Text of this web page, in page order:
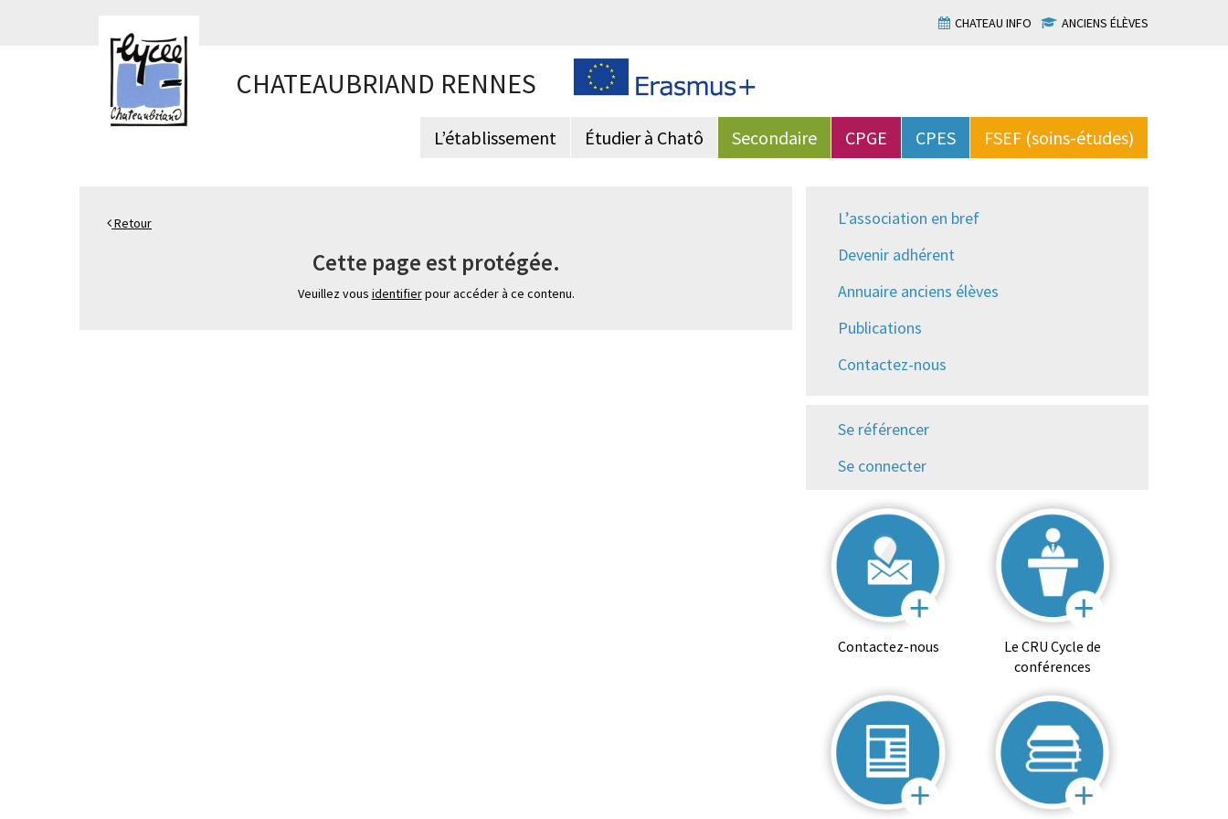
CHATEAU INFO ANCIENS ÉLÈVES
CHATEAUBRIAND RENNES
L’établissement Étudier à Chatô Secondaire CPGE CPES FSEF (soins-études)
Retour
Cette page est protégée.
Veuillez vous identifierpour accéder à ce contenu.
L’association en bref
Devenir adhérent
Annuaire anciens élèves
Publications
Contactez-nous
Se référencer
Se connecter
Contactez-nous
Le CRU Cycle de
conférences